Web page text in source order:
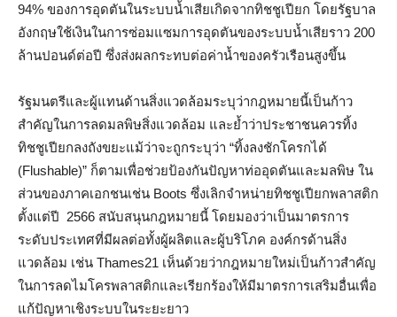
94% ของการอุดตันในระบบน้ำเสียเกิดจากทิชชูเปียก โดยรัฐบาล
อังกฤษใช้เงินในการซ่อมแซมการอุดตันของระบบน้ำเสียราว 200
ล้านปอนด์ต่อปี ซึ่งส่งผลกระทบต่อค่าน้ำของครัวเรือนสูงขึ้น
รัฐมนตรีและผู้แทนด้านสิ่งแวดล้อมระบุว่ากฎหมายนี้เป็นก้าว
สำคัญในการลดมลพิษสิ่งแวดล้อม และย้ำว่าประชาชนควรทิ้ง
ทิชชูเปียกลงถังขยะแม้ว่าจะถูกระบุว่า “ทิ้งลงชักโครกได้
(Flushable)” ก็ตามเพื่อช่วยป้องกันปัญหาท่ออุดตันและมลพิษ ใน
ส่วนของภาคเอกชนเช่น Boots ซึ่งเลิกจำหน่ายทิชชูเปียกพลาสติก
ตั้งแต่ปี 2566 สนับสนุนกฎหมายนี้ โดยมองว่าเป็นมาตรการ
ระดับประเทศที่มีผลต่อทั้งผู้ผลิตและผู้บริโภค องค์กรด้านสิ่ง
แวดล้อม เช่น Thames21 เห็นด้วยว่ากฎหมายใหม่เป็นก้าวสำคัญ
ในการลดไมโครพลาสติกและเรียกร้องให้มีมาตรการเสริมอื่นเพื่อ
แก้ปัญหาเชิงระบบในระยะยาว